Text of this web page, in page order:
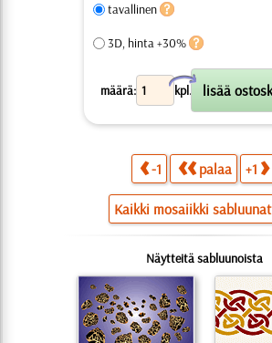
tavallinen
3D, hinta +30%
määrä: kpl.
X
-1 palaa +1
Kaikki mosaiikki sabluunat
Näytteitä sabluunoista